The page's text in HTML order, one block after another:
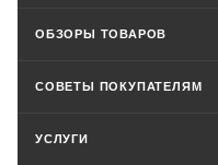
ОБЗОРЫ ТОВАРОВ
СОВЕТЫ ПОКУПАТЕЛЯМ
УСЛУГИ